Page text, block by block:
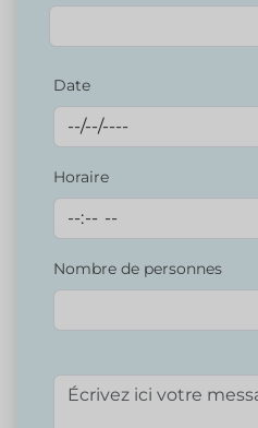
Date
Horaire
Nombre de personnes